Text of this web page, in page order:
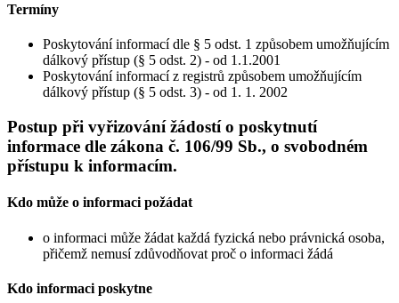
Termíny
Poskytování informací dle § 5 odst. 1 způsobem umožňujícím
dálkový přístup (§ 5 odst. 2) - od 1.1.2001
Poskytování informací z registrů způsobem umožňujícím
dálkový přístup (§ 5 odst. 3) - od 1. 1. 2002
Postup při vyřizování žádostí o poskytnutí
informace dle zákona č. 106/99 Sb., o svobodném
přístupu k informacím.
Kdo může o informaci požádat
o informaci může žádat každá fyzická nebo právnická osoba,
přičemž nemusí zdůvodňovat proč o informaci žádá
Kdo informaci poskytne